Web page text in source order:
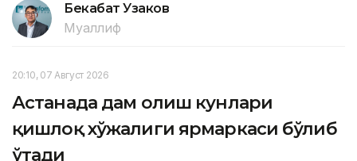
Бекабат Узаков
Муаллиф
20:10, 07 Август 2026
Астанада дам олиш кунлари
қишлоқ хўжалиги ярмаркаси бўлиб
ўтади